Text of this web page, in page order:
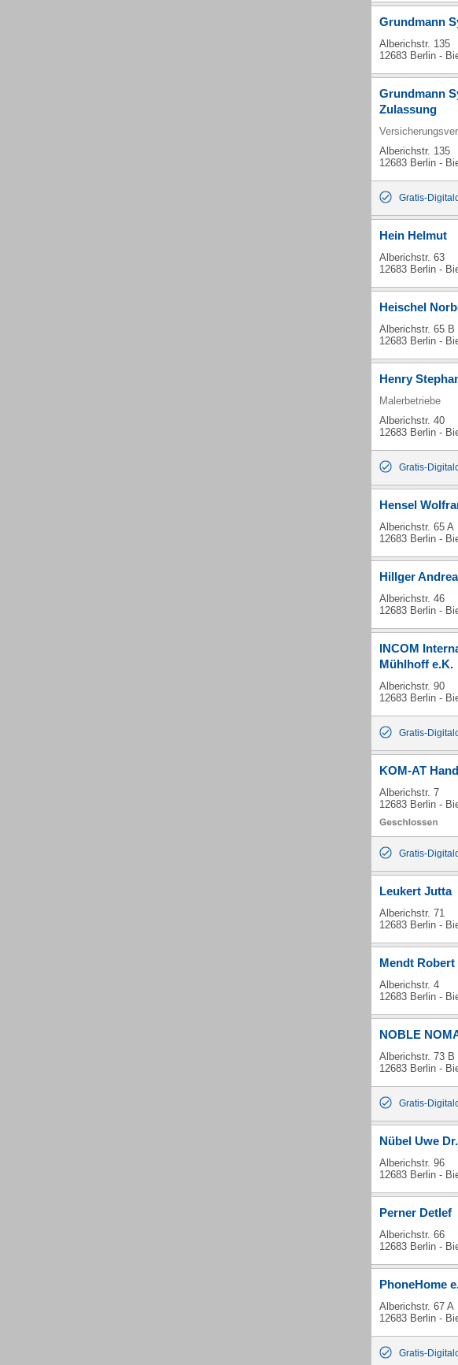
Grundmann
Alberichstr. 135
12683 Berlin -
Grundmann
Zulassung
Alberichstr. 135
12683 Berlin -
Gratis-
Hein Helmut
Alberichstr. 63
12683 Berlin -
Heischel
Alberichstr. 65 B
12683 Berlin -
Henry
Malerbetriebe
Alberichstr. 40
12683 Berlin -
Gratis-
Hensel
Alberichstr. 65 A
12683 Berlin -
Hillger
Alberichstr. 46
12683 Berlin -
INCOM
Mühlhoff e.K.
Alberichstr. 90
12683 Berlin -
Gratis-
KOM-AT
Alberichstr. 7
12683 Berlin -
Gratis-
Leukert Jutta
Alberichstr. 71
12683 Berlin -
Mendt Robert
Alberichstr. 4
12683 Berlin -
NOBLE
Alberichstr. 73 B
12683 Berlin -
Gratis-
Nübel Uwe Dr.
Alberichstr. 96
12683 Berlin -
Perner Detlef
Alberichstr. 66
12683 Berlin -
PhoneHome
Alberichstr. 67 A
12683 Berlin -
Gratis-